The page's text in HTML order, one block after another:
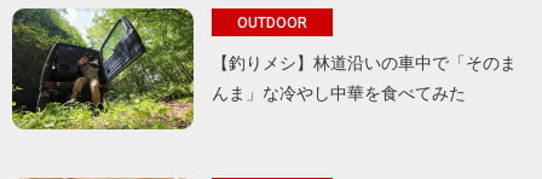
OUTDOOR
【釣りメシ】林道沿いの車中で「そのま
んま」な冷やし中華を食べてみた